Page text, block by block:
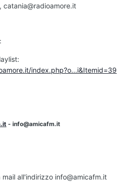
catania@radioamore.it
index.php?o...i&Itemid=39
- info@amicafm.it
all'indirizzo info@amicafm.it